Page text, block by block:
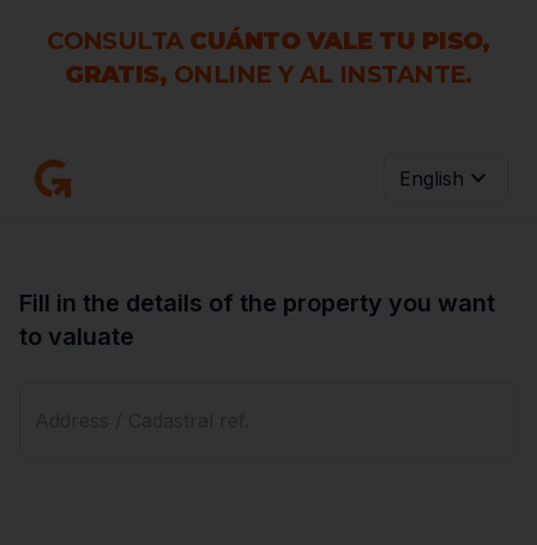
CONSULTA CUÁNTO VALE TU PISO,
GRATIS, ONLINE Y AL INSTANTE.